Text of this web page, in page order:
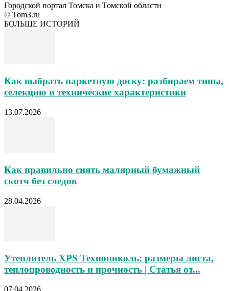
Городской портал Томска и Томской области
© Tom3.ru
БОЛЬШЕ ИСТОРИЙ
Как выбрать паркетную доску: разбираем типы,
селекцию и технические характеристики
13.07.2026
Как правильно снять малярный бумажный
скотч без следов
28.04.2026
Утеплитель XPS Технониколь: размеры листа,
теплопроводность и прочность | Статья от...
07.04.2026